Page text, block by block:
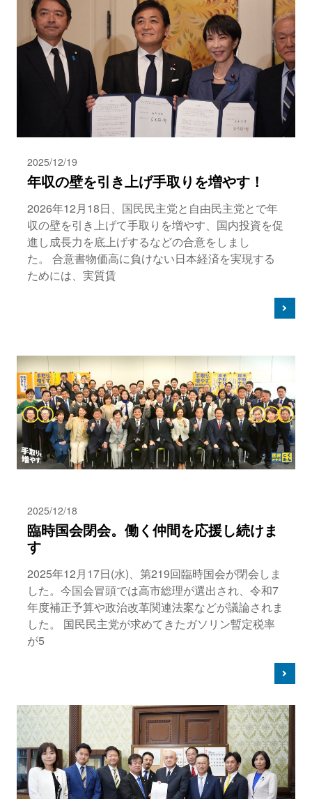
2025/12/19
年収の壁を引き上げ手取りを増やす！
2026年12月18日、国民民主党と自由民主党とで年
収の壁を引き上げて手取りを増やす、国内投資を促
進し成長力を底上げするなどの合意をしまし
た。 合意書物価高に負けない日本経済を実現する
ためには、実質賃
2025/12/18
臨時国会閉会。働く仲間を応援し続けま
す
2025年12月17日(水)、第219回臨時国会が閉会しま
した。今国会冒頭では高市総理が選出され、令和7
年度補正予算や政治改革関連法案などが議論されま
した。 国民民主党が求めてきたガソリン暫定税率
が5